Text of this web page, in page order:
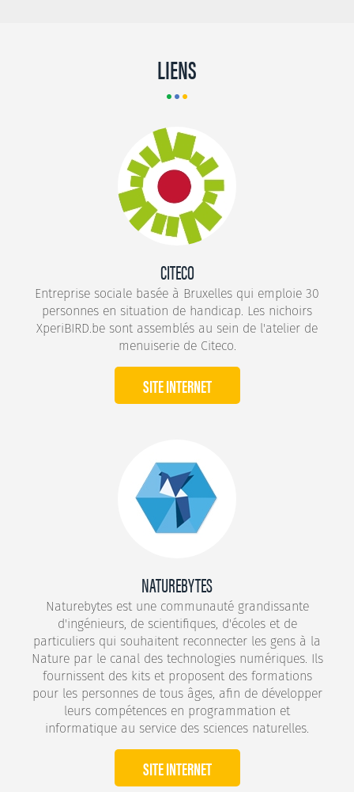
LIENS
CITECO
Entreprise sociale basée à Bruxelles qui emploie 30
personnes en situation de handicap. Les nichoirs
XperiBIRD.be sont assemblés au sein de l'atelier de
menuiserie de Citeco.
SITE INTERNET
NATUREBYTES
Naturebytes est une communauté grandissante
d'ingénieurs, de scientifiques, d'écoles et de
particuliers qui souhaitent reconnecter les gens à la
Nature par le canal des technologies numériques. Ils
fournissent des kits et proposent des formations
pour les personnes de tous âges, afin de développer
leurs compétences en programmation et
informatique au service des sciences naturelles.
SITE INTERNET